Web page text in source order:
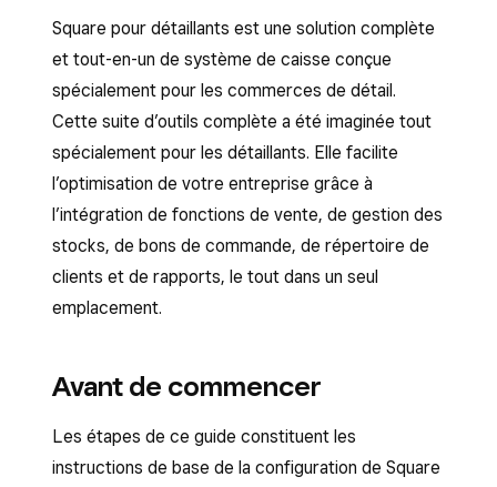
Square pour détaillants est une solution complète
et tout-en-un de système de caisse conçue
spécialement pour les commerces de détail.
Cette suite d’outils complète a été imaginée tout
spécialement pour les détaillants. Elle facilite
l’optimisation de votre entreprise grâce à
l’intégration de fonctions de vente, de gestion des
stocks, de bons de commande, de répertoire de
clients et de rapports, le tout dans un seul
emplacement.
Avant de commencer
Les étapes de ce guide constituent les
instructions de base de la configuration de Square